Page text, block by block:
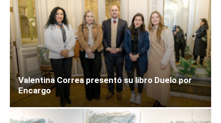
Valentina Correa presentó su libro Duelo por
Encargo